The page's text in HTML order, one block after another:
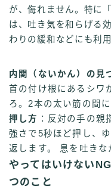
が、侮れません。特に
は、吐き気を和らげる
わりの緩和などにも利
内関（ないかん）の見
首の付け根にあるシワ
ろ。2本の太い筋の間に
押し方 ：反対の手の親
強さで5秒ほど押し、
返します。 息を吐きな
やってはいけない
つのこと